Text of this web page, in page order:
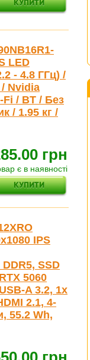
LED
- 4.8 ГГц) /
/ Nvidia
Fi / BT / Без
/ 1.95 кг /
грн
є в наявності
IPS
SSD
5060
A 3.2, 1x
2.1, 4-
55.2 Wh,